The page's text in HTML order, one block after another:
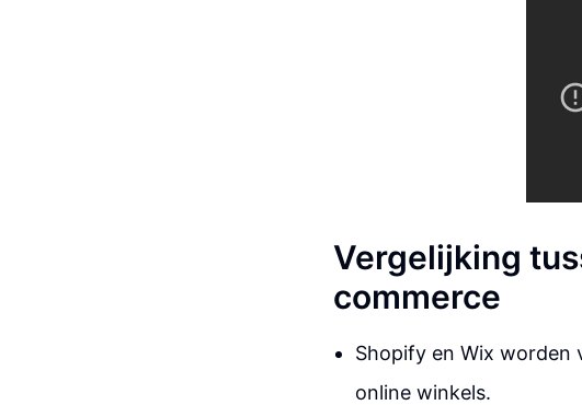
Vergelijking
commerce
Shopify en Wix worden
online winkels.